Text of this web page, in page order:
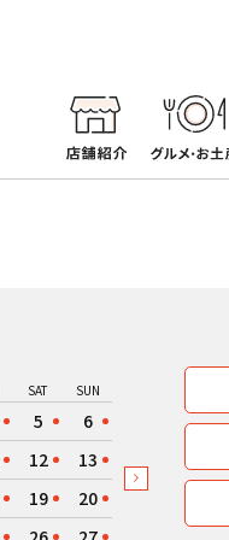
SAT SUN
5
6
12
13
19
20